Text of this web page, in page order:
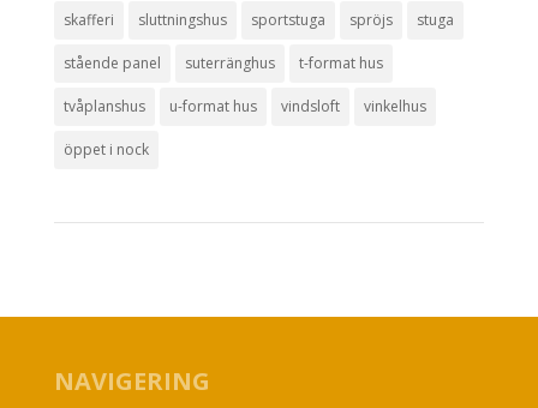
skafferi sluttningshus sportstuga spröjs stuga
stående panel suterränghus t-format hus
tvåplanshus u-format hus vindsloft vinkelhus
öppet i nock
NAVIGERING